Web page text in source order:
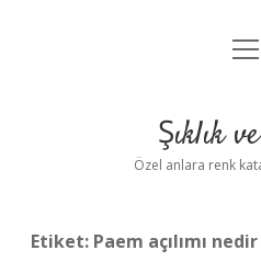
Yasal
Şıklık
Özel anlara renk
Etiket: Paem açılımı nedir